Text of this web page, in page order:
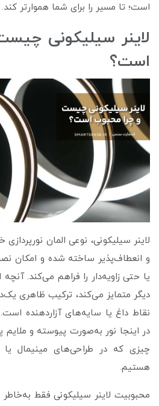
است؛ تا مسیر را برای شما هموارتر کند.
لاینر سیلیکونی
است؟
لاینر سیلیکونی، نوعی المان
و انعطاف‌پذیر ساخته شده و امکان
یا حتی زاویه‌دار را فراهم می‌کند.
دیگر متمایز می‌کند، ترکیب ظاهری
نقاط داغ یا سایه‌های آزاردهنده
در اینجا نور به‌صورت پیوسته و
چیزی که در طراحی‌های مینیمال
هستیم.
محبوبیت لاینر سیلیکونی فقط